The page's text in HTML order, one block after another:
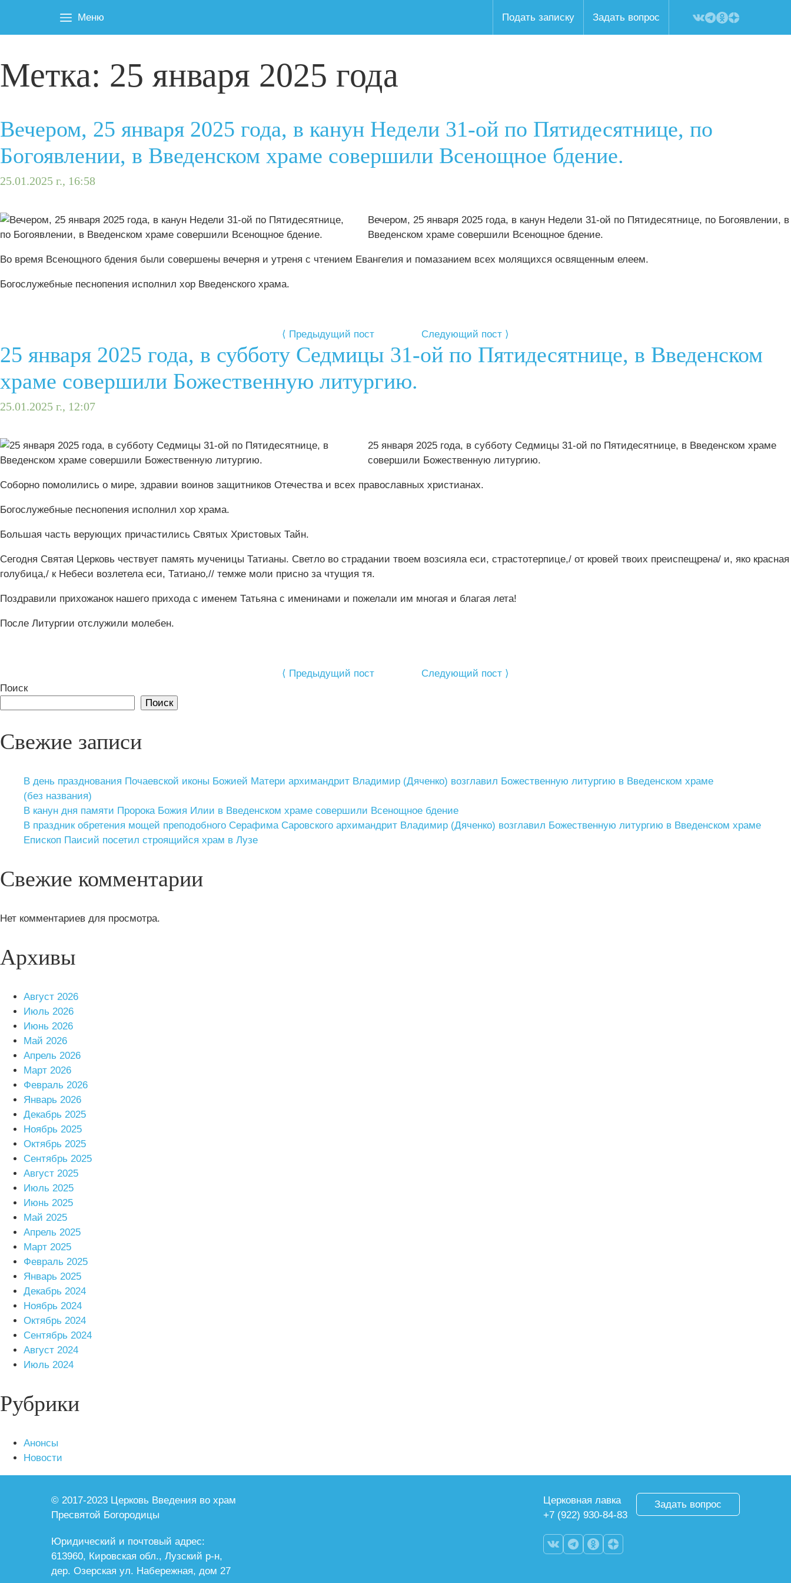
Меню Подать записку Задать вопрос
Метка: 25 января 2025 года
Вечером, 25 января 2025 года, в канун Недели 31-ой по Пятидесятнице, по
Богоявлении, в Введенском храме совершили Всенощное бдение.
25.01.2025 г., 16:58
Вечером, 25 января 2025 года, в канун Недели 31-ой по Пятидесятнице, по Богоявлении, в
Введенском храме совершили Всенощное бдение.
Во время Всенощного бдения были совершены вечерня и утреня с чтением Евангелия и помазанием всех молящихся освященным елеем.
Богослужебные песнопения исполнил хор Введенского храма.
⟨ Предыдущий пост Следующий пост ⟩
25 января 2025 года, в субботу Седмицы 31-ой по Пятидесятнице, в Введенском
храме совершили Божественную литургию.
25.01.2025 г., 12:07
25 января 2025 года, в субботу Седмицы 31-ой по Пятидесятнице, в Введенском храме
совершили Божественную литургию.
Соборно помолились о мире, здравии воинов защитников Отечества и всех православных христианах.
Богослужебные песнопения исполнил хор храма.
Большая часть верующих причастились Святых Христовых Тайн.
Сегодня Святая Церковь чествует память мученицы Татианы. Све‌тло во страда‌нии твое‌м возсия‌ла еси‌, страстоте‌рпице,/ от крове‌й твои‌х преиспещре‌на/ и, я‌ко кра‌сная
голуби‌ца,/ к Небеси‌ возлете‌ла еси‌, Татиа‌но,// те‌мже моли‌ при‌сно за чту‌щия тя.
Поздравили прихожанок нашего прихода с именем Татьяна с именинами и пожелали им многая и благая лета!
После Литургии отслужили молебен.
⟨ Предыдущий пост
Следующий пост ⟩
Поиск
Поиск
Свежие записи
В день празднования Почаевской иконы Божией Матери архимандрит Владимир (Дяченко) возглавил Божественную литургию в Введенском храме
(без названия)
В канун дня памяти Пророка Божия Илии в Введенском храме совершили Всенощное бдение
В праздник обретения мощей преподобного Серафима Саровского архимандрит Владимир (Дяченко) возглавил Божественную литургию в Введенском храме
Епископ Паисий посетил строящийся храм в Лузе
Свежие комментарии
Нет комментариев для просмотра.
Архивы
Август 2026
Июль 2026
Июнь 2026
Май 2026
Апрель 2026
Март 2026
Февраль 2026
Январь 2026
Декабрь 2025
Ноябрь 2025
Октябрь 2025
Сентябрь 2025
Август 2025
Июль 2025
Июнь 2025
Май 2025
Апрель 2025
Март 2025
Февраль 2025
Январь 2025
Декабрь 2024
Ноябрь 2024
Октябрь 2024
Сентябрь 2024
Август 2024
Июль 2024
Рубрики
Анонсы
Новости
© 2017-2023 Церковь Введения во храм
Пресвятой Богородицы
Юридический и почтовый адрес:
613960, Кировская обл., Лузский р-н,
дер. Озерская ул. Набережная, дом 27
Церковная лавка
+7 (922) 930-84-83
Задать вопрос